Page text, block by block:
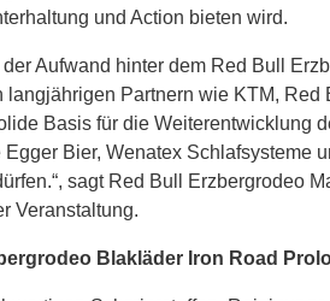
und Action bieten wird.
Aufwand hinter dem Red Bull
Partnern wie KTM, Red
Basis für die Weiterentwicklung
Bier, Wenatex Schlafsysteme
sagt Red Bull Erzbergrodeo
Veranstaltung.
Blakläder Iron Road